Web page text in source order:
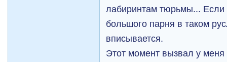
лабиринтам тюрьмы... Если
большого парня в таком
вписывается.
Этот момент вызвал у меня